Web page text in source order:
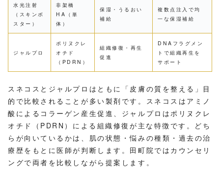
水光注射
（スキンボ
スター）
非架橋
HA（単
体）
保湿・うるおい
補給
複数点注入で均
一な保湿補給
ジャルプロ
ポリヌクレ
オチド
（PDRN）
組織修復・再生
促進
DNAフラグメン
トで組織再生を
サポート
スネコスとジャルプロはともに「皮膚の質を整える」目
的で比較されることが多い製剤です。スネコスはアミノ
酸によるコラーゲン産生促進、ジャルプロはポリヌクレ
オチド（PDRN）による組織修復が主な特徴です。どち
らが向いているかは、肌の状態・悩みの種類・過去の治
療歴をもとに医師が判断します。田町院ではカウンセリ
ングで両者を比較しながら提案します。